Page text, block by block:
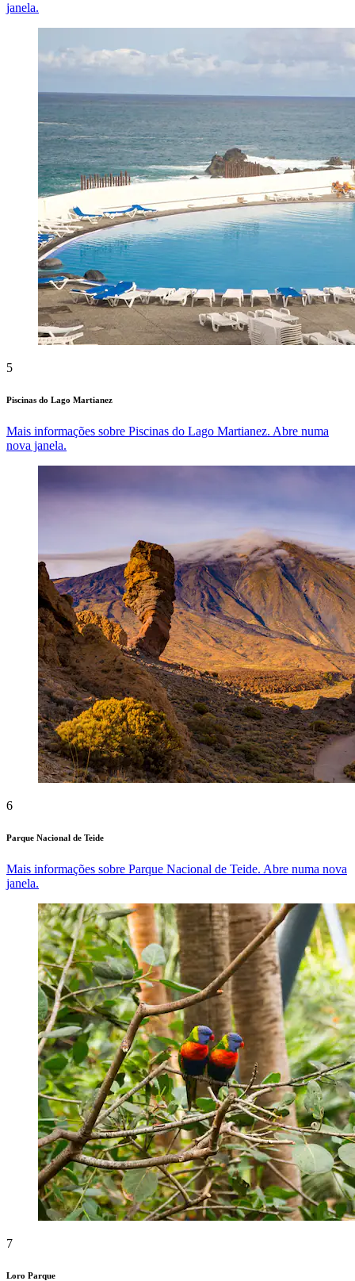
janela.
5
Piscinas do Lago Martianez
Mais informações sobre Piscinas do Lago Martianez. Abre numa
nova janela.
6
Parque Nacional de Teide
Mais informações sobre Parque Nacional de Teide. Abre numa nova
janela.
7
Loro Parque